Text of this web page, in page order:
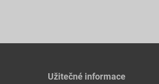
Užitečné informace